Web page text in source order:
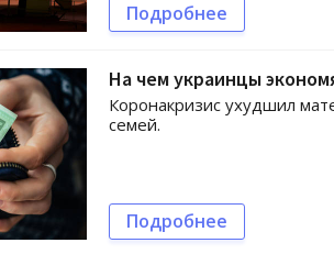
Подробнее
На чем украинцы
Коронакризис ухудшил
семей.
Подробнее